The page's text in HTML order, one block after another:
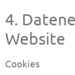
4.
Website
Cookies